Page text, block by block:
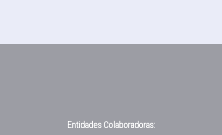
Entidades Colaboradoras: